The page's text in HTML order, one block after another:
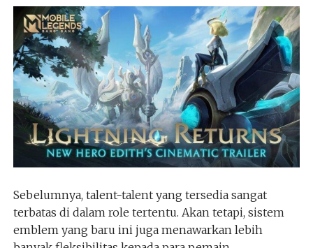
Sebelumnya, talent-talent yang tersedia sangat
terbatas di dalam role tertentu. Akan tetapi, sistem
emblem yang baru ini juga menawarkan lebih